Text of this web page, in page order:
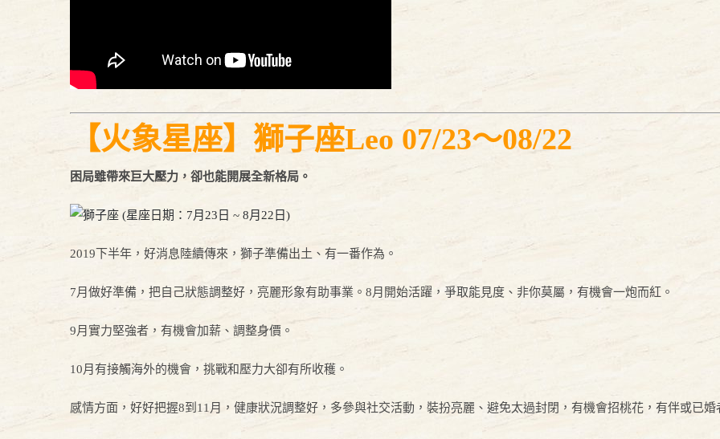
【火象星座】獅子座Leo 07/23～08/22
困局雖帶來巨大壓力，卻也能開展全新格局。
2019下半年，好消息陸續傳來，獅子準備出土、有一番作為。
7月做好準備，把自己狀態調整好，亮麗形象有助事業。8月開始活躍，爭取能見度、非你莫屬，有機會一炮而紅。
9月實力堅強者，有機會加薪、調整身價。
10月有接觸海外的機會，挑戰和壓力大卻有所收穫。
感情方面，好好把握8到11月，健康狀況調整好，多參與社交活動，裝扮亮麗、避免太過封閉，有機會招桃花，有伴或已